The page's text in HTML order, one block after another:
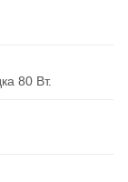
80 Вт.